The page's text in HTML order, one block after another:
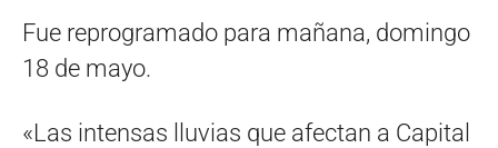
Fue reprogramado para mañana, domingo
18 de mayo.
«Las intensas lluvias que afectan a Capital